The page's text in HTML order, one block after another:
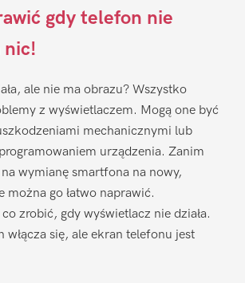
gdy telefon nie
nic!
ale nie ma obrazu? Wszystko
z wyświetlaczem. Mogą one być
mechanicznymi lub
urządzenia. Zanim
wymianę smartfona na nowy,
można go łatwo naprawić.
zrobić, gdy wyświetlacz nie działa.
włącza się, ale ekran telefonu jest